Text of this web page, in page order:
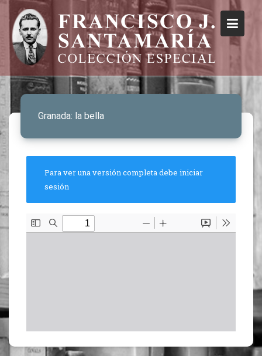
Granada: la bella
Para ver una versión completa debe iniciar
sesión